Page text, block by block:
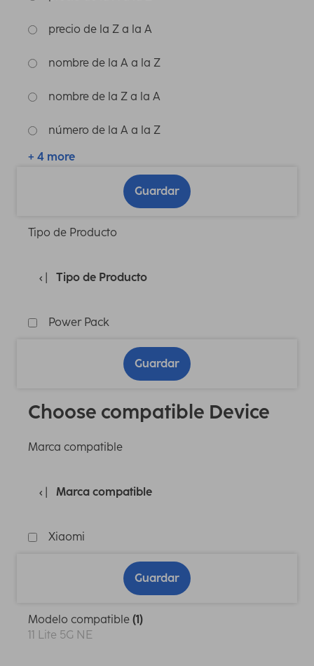
precio de la Z a la A
nombre de la A a la Z
nombre de la Z a la A
número de la A a la Z
+ 4 more
Guardar
Tipo de Producto
Tipo de Producto
Power Pack
Guardar
Choose compatible Device
Marca compatible
Marca compatible
Xiaomi
Guardar
Modelo compatible (1)
11 Lite 5G NE